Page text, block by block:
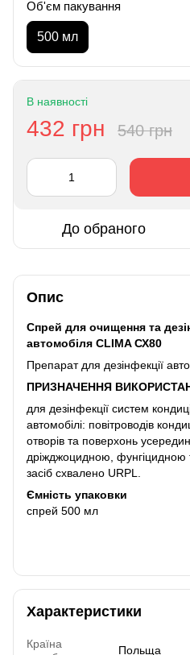
Об'єм пакування
500 мл
В наявності
432 грн 540 грн
До обраного
Опис
Спрей для очищення та
автомобіля CLIMA СХ80
Препарат для дезінфекції
ПРИЗНАЧЕННЯ
для дезінфекції систем
автомобілі: повітроводів
отворів та поверхонь
дріжджоцидною, фунгіцидною
засіб схвалено URPL.
Ємність упаковки
спрей 500 мл
Характеристики
Країна
Польща